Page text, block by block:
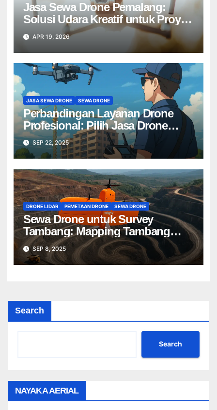
Jasa Sewa Drone Pemalang:
Solusi Udara Kreatif untuk Proyek
Anda Tanpa Batas】
APR 19, 2026
JASA SEWA DRONE SEWA DRONE
Perbandingan Layanan Drone
Profesional: Pilih Jasa Drone
Terbaik untuk Proyek Anda
SEP 22, 2025
DRONE LIDAR PEMETAAN DRONE SEWA DRONE
Sewa Drone untuk Survey
Tambang: Mapping Tambang
Profesional Lebih Cepat & Akurat
SEP 8, 2025
Search
Search
NAYAKA AERIAL